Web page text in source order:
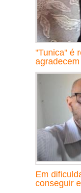
"Tunica" é
Em
conseguir